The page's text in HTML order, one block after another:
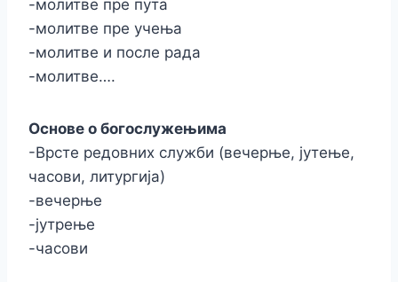
-молитве пре пута
-молитве пре учења
-молитве и после рада
-молитве….
Основе о богослужењима
-Врсте редовних служби (вечерње, јутење,
часови, литургија)
-вечерње
-јутрење
-часови